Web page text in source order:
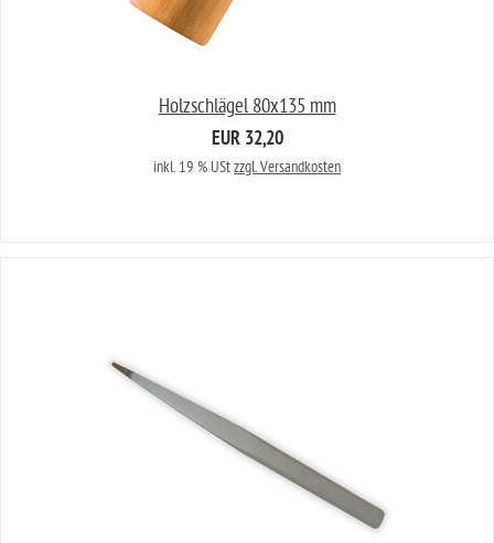
Holzschlägel 80x135 mm
EUR 32,20
inkl. 19 % UStzzgl. Versandkosten